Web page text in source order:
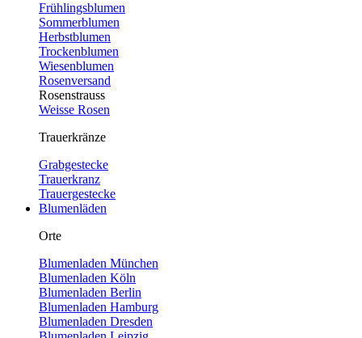
Frühlingsblumen
Sommerblumen
Herbstblumen
Trockenblumen
Wiesenblumen
Rosenversand
Rosenstrauss
Weisse Rosen
Trauerkränze
Grabgestecke
Trauerkranz
Trauergestecke
Blumenläden
Orte
Blumenladen München
Blumenladen Köln
Blumenladen Berlin
Blumenladen Hamburg
Blumenladen Dresden